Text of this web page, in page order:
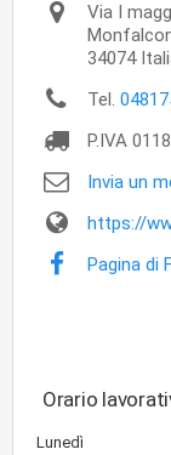
Via I
34074
Tel.
P.IVA
Invia un
https://
Pagina di
Orario
Lunedì